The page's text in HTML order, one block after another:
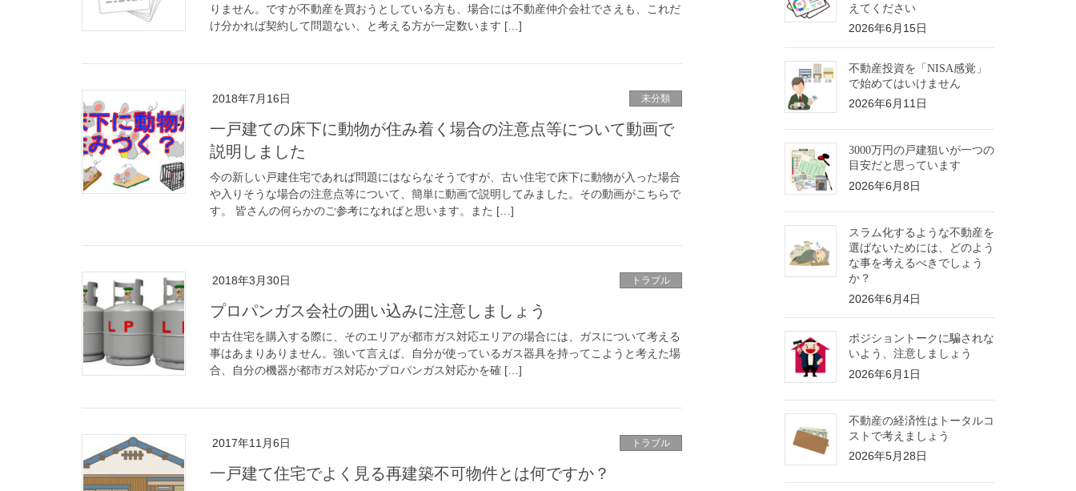
りません。ですが不動産を買おうとしている方も、場合には不動産仲介会社でさえも、これだ
け分かれば契約して問題ない、と考える方が一定数います […]
2018年7月16日 未分類
一戸建ての床下に動物が住み着く場合の注意点等について動画で
説明しました
今の新しい戸建住宅であれば問題にはならなそうですが、古い住宅で床下に動物が入った場合
や入りそうな場合の注意点等について、簡単に動画で説明してみました。その動画がこちらで
す。 皆さんの何らかのご参考になればと思います。また […]
2018年3月30日 トラブル
プロパンガス会社の囲い込みに注意しましょう
中古住宅を購入する際に、そのエリアが都市ガス対応エリアの場合には、ガスについて考える
事はあまりありません。強いて言えば、自分が使っているガス器具を持ってこようと考えた場
合、自分の機器が都市ガス対応かプロパンガス対応かを確 […]
2017年11月6日 トラブル
一戸建て住宅でよく見る再建築不可物件とは何ですか？
えてください
2026年6月15日
不動産投資を「NISA感覚」
で始めてはいけません
2026年6月11日
3000万円の戸建狙いが一つの
目安だと思っています
2026年6月8日
スラム化するような不動産を
選ばないためには、どのよう
な事を考えるべきでしょう
か？
2026年6月4日
ポジショントークに騙されな
いよう、注意しましょう
2026年6月1日
不動産の経済性はトータルコ
ストで考えましょう
2026年5月28日